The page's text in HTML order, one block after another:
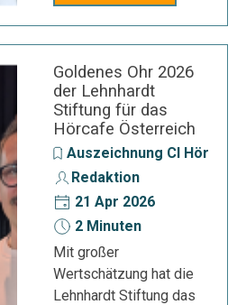
Goldenes Ohr 2026
der Lehnhardt
Stiftung für das
Hörcafe Österreich
Auszeichnung CI
Redaktion
21 Apr 2026
2 Minuten
Mit großer
Wertschätzung hat die
Lehnhardt Stiftung das